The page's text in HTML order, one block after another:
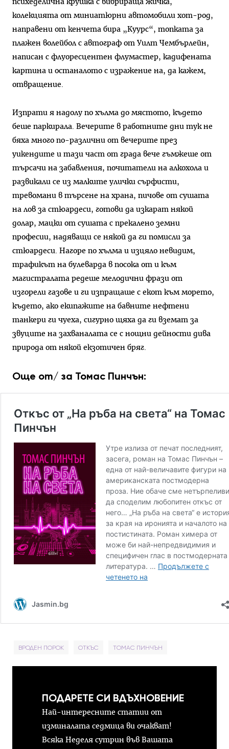
психеделична крушка с вибрираща жичка,
колекцията от миниатюрни автомобили хот-род,
направени от кенчета бира „Куурс“, топката за
плажен волейбол с автограф от Уилт Чембърлейн,
написан с флуоресцентен флумастер, кадифената
картина и останалото с изражение на, да кажем,
отвращение.
Изпрати я надолу по хълма до мястото, където
беше паркирала. Вечерите в работните дни тук не
бяха много по-различни от вечерите през
уикендите и тази част от града вече гъмжеше от
търсачи на забавления, почитатели на алкохола и
развикали се из малките улички сърфисти,
тревомани в търсене на храна, пичове от сушата
на лов за стюардеси, готови да изкарат някой
долар, мацки от сушата с прекалено земни
професии, надяващи се някой да ги помисли за
стюардеси. Нагоре по хълма и изцяло невидим,
трафикът на булеварда в посока от и към
магистралата редеше мелодични фрази от
изгорели газове и ги изпращаше с екот към морето,
където, ако екипажите на бавните нефтени
танкери ги чуеха, сигурно щяха да ги вземат за
звуците на захваналата се с нощни дейности дива
природа от някой екзотичен бряг.
Още от/ за Томас Пинчън:
ВРОДЕН ПОРОК ОТКЪС ТОМАС ПИНЧЪН
ПОДАРЕТЕ СИ ВДЪХНОВЕНИЕ
Най-интересните статии от
изминалата седмица ви очакват!
Всяка Неделя сутрин във Вашата